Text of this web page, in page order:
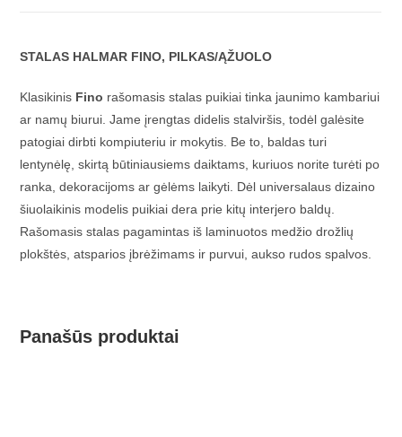
STALAS HALMAR FINO, PILKAS/ĄŽUOLO
Klasikinis Fino rašomasis stalas puikiai tinka jaunimo kambariui
ar namų biurui. Jame įrengtas didelis stalviršis, todėl galėsite
patogiai dirbti kompiuteriu ir mokytis. Be to, baldas turi
lentynėlę, skirtą būtiniausiems daiktams, kuriuos norite turėti po
ranka, dekoracijoms ar gėlėms laikyti. Dėl universalaus dizaino
šiuolaikinis modelis puikiai dera prie kitų interjero baldų.
Rašomasis stalas pagamintas iš laminuotos medžio drožlių
plokštės, atsparios įbrėžimams ir purvui, aukso rudos spalvos.
Panašūs produktai